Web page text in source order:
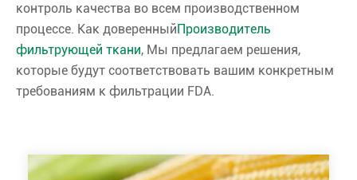
контроль качества во всем производственном
процессе. Как доверенныйПроизводитель
фильтрующей ткани, Мы предлагаем решения,
которые будут соответствовать вашим конкретным
требованиям к фильтрации FDA.